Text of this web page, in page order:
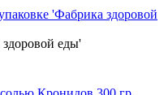
'Фабрика здоровой
еды'